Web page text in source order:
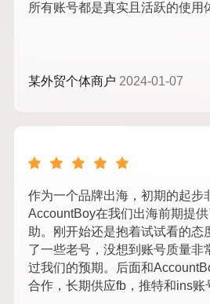
所有账号都是真实且活跃的使用
某外贸个体商户 2024-01-07
作为一个品牌出海，初期的起步
AccountBoy在我们出海前期提
助。刚开始还是抱着试试看的态
了一些老号，没想到账号质量非
过我们的预期。后面和
合作，长期供应fb，推特和ins账